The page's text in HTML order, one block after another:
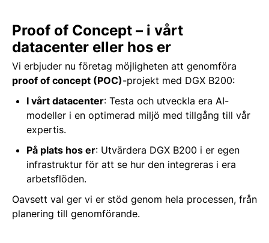
Proof of Concept – i vårt
datacenter eller hos er
Vi erbjuder nu företag möjligheten att genomföra
proof of concept (POC)-projekt med DGX B200:
I vårt datacenter: Testa och utveckla era AI-
modeller i en optimerad miljö med tillgång till vår
expertis.
På plats hos er: Utvärdera DGX B200 i er egen
infrastruktur för att se hur den integreras i era
arbetsflöden.
Oavsett val ger vi er stöd genom hela processen, från
planering till genomförande.